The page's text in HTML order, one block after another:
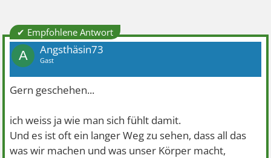
✔ Empfohlene Antwort
A Angsthäsin73
Gast
Gern geschehen...
ich weiss ja wie man sich fühlt damit.
Und es ist oft ein langer Weg zu sehen, dass all das
was wir machen und was unser Körper macht,